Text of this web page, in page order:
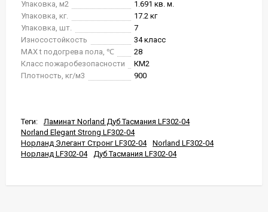
Упаковка, м2
1.691 кв. м.
Упаковка, кг.
17.2 кг
Упаковка, шт.
7
Износостойкость
34 класс
MAX t подогрева пола, ℃
28
Класс пожаробезопасности
КМ2
Плотность, кг/м3
900
Теги:
Ламинат Norland Дуб Тасмания LF302-04
Norland Elegant Strong LF302-04
Норланд Элегант Стронг LF302-04
Norland LF302-04
Норланд LF302-04
Дуб Тасмания LF302-04